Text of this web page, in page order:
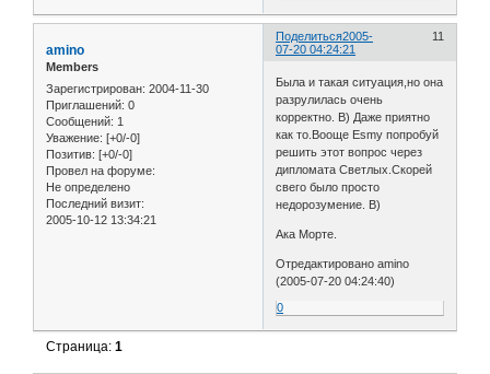
Поделиться 11
2005-
07-20 04:24:21
amino
Members
Зарегистрирован: 2004-11-30
Приглашений: 0
Сообщений: 1
Уважение: [+0/-0]
Позитив: [+0/-0]
Провел на форуме:
Не определено
Последний визит:
2005-10-12 13:34:21
Была и такая ситуация,но она
разрулилась очень
корректно. B) Даже приятно
как то.Вооще Esmy попробуй
решить этот вопрос через
дипломата Светлых.Скорей
свего было просто
недорозумение. B)
Ака Морте.
Отредактировано amino
(2005-07-20 04:24:40)
0
Страница:1